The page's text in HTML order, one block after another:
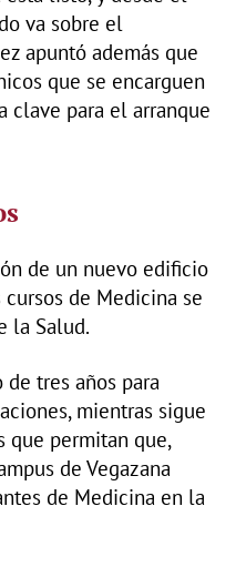
va sobre el
apuntó además que
que se encarguen
clave para el arranque
de un nuevo edificio
de Medicina se
la Salud.
tres años para
mientras sigue
que permitan que,
de Vegazana
de Medicina en la